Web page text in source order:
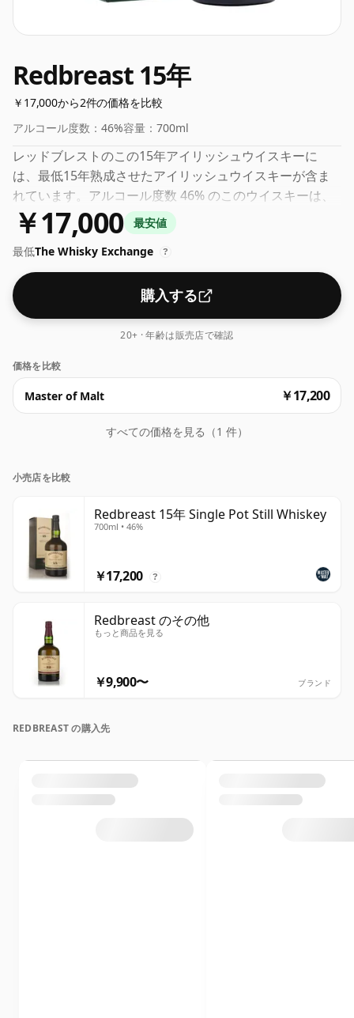
Redbreast 15年
￥17,000から2件の価格を比較
アルコール度数： 46%容量： 700ml
レッドブレストのこの15年アイリッシュウイスキーに
は、最低15年熟成させたアイリッシュウイスキーが含ま
れています。アルコール度数 46% のこのウイスキーは、
最適な飲み頃の濃さで瓶詰めされています。そのままで
も、水を垂らしてもお召し上がりいただけます。
￥17,000
最安値
最低The Whisky Exchange ?
購入する
20+ · 年齢は販売店で確認
価格を比較
Master of Malt ￥17,200
すべての価格を見る（1 件）
小売店を比較
Redbreast 15年 Single Pot Still Whiskey
700ml • 46%
￥17,200 ?
Redbreast のその他
もっと商品を見る
￥9,900〜 ブランド
REDBREAST の購入先